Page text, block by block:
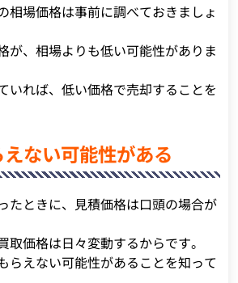
相場価格は事前に調べておきましょ
が、相場よりも低い可能性がありま
いれば、低い価格で売却することを
ない可能性がある
たときに、見積価格は口頭の場合が
取価格は日々変動するからです。
らえない可能性があることを知って